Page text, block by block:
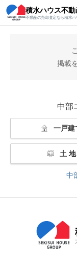
積水ハウス不
不動産の売却査定なら積水
積水ハウス不動産の売買
掲載
中部
一戸建
土 地
中